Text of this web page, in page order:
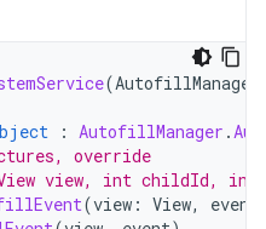
(AutofillManager
: AutofillManager .
override
view, int childId, int
(view : View, event